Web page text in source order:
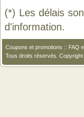
(*) Les délais
d'information.
Coupons et promotions :: FAQ
Tous droits réservés.